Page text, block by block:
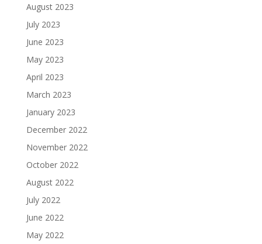
August 2023
July 2023
June 2023
May 2023
April 2023
March 2023
January 2023
December 2022
November 2022
October 2022
August 2022
July 2022
June 2022
May 2022